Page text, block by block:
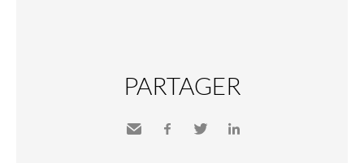
PARTAGER